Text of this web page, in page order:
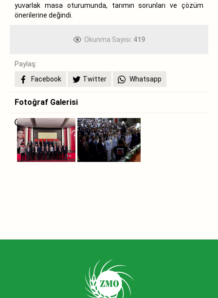
yuvarlak masa oturumunda, tarımın sorunları ve çözüm
önerilerine değindi.
Okunma Sayısı: 419
Paylaş:
Facebook
Twitter Whatsapp
Fotoğraf Galerisi